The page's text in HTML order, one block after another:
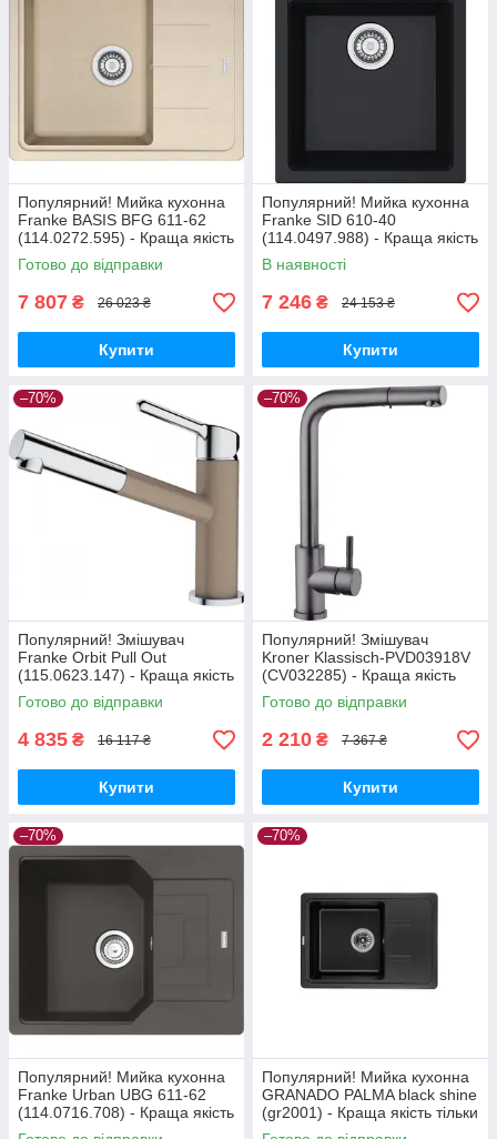
Популярний! Мийка кухонна
Franke BASIS BFG 611-62
(114.0272.595) - Краща якість
тільки на Nukleon.com.ua
Готово до відправки
7 807 ₴ 26 023 ₴
Купити
Популярний! Мийка кухонна
Franke SID 610-40
(114.0497.988) - Краща якість
тільки на Nukleon.com.ua
В наявності
7 246 ₴ 24 153 ₴
Купити
–70%
Популярний! Змішувач
Franke Orbit Pull Out
(115.0623.147) - Краща якість
тільки на Nukleon.com.ua
Готово до відправки
4 835 ₴ 16 117 ₴
Купити
–70%
Популярний! Змішувач
Kroner Klassisch-PVD03918V
(CV032285) - Краща якість
тільки на Nukleon.com.ua
Готово до відправки
2 210 ₴ 7 367 ₴
Купити
–70%
Популярний! Мийка кухонна
Franke Urban UBG 611-62
(114.0716.708) - Краща якість
тільки на Nukleon.com.ua
–70%
Популярний! Мийка кухонна
GRANADO PALMA black shine
(gr2001) - Краща якість тільки
на Nukleon.com.ua